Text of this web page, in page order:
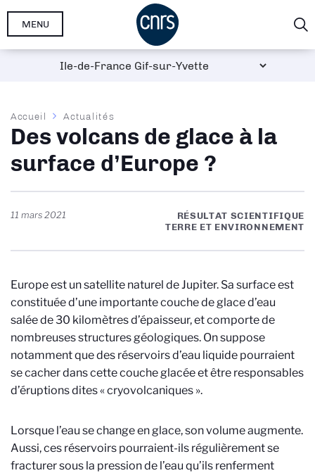
Aller
MENU
Fil
d'Ariane
Accueil Actualités
Des volcans de glace à la
surface d’Europe ?
11 mars 2021
RÉSULTAT SCIENTIFIQUE
TERRE ET ENVIRONNEMENT
Europe est un satellite naturel de Jupiter. Sa surface est
constituée d’une importante couche de glace d’eau
salée de 30 kilomètres d’épaisseur, et comporte de
nombreuses structures géologiques. On suppose
notamment que des réservoirs d’eau liquide pourraient
se cacher dans cette couche glacée et être responsables
d’éruptions dites « cryovolcaniques ».
Lorsque l’eau se change en glace, son volume augmente.
Aussi, ces réservoirs pourraient-ils régulièrement se
fracturer sous la pression de l’eau qu’ils renferment